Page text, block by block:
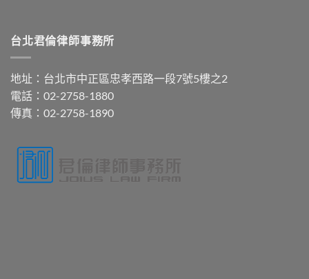
台北君倫律師事務所
地址：台北市中正區忠孝西路一段7號5樓之2
電話：02-2758-1880
傳真：02-2758-1890